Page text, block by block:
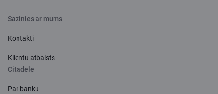
Sazinies ar mums
Kontakti
Klientu atbalsts
Citadele
Par banku